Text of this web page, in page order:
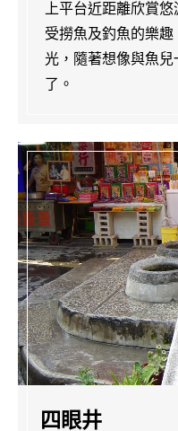
上平台近距離欣賞
受撈魚及釣魚的樂
光，隨著想像與魚
了。
四眼井